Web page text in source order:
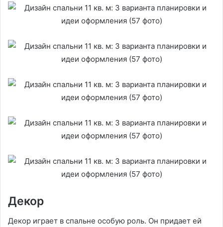
Декор
Декор играет в спальне особую роль. Он придает ей